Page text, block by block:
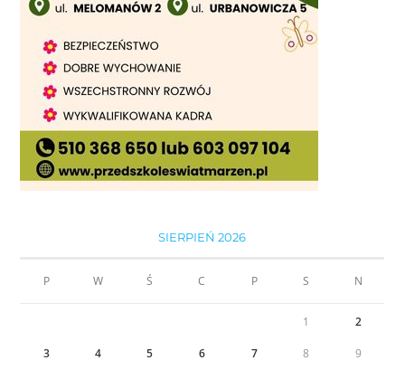
SIERPIEŃ 2026
P W Ś C P S N
1 2
3 4 5 6 7 8 9